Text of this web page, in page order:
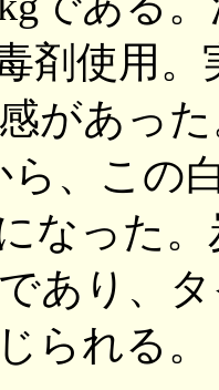
剤使用
があっ
、この
なった
あり、
られる。